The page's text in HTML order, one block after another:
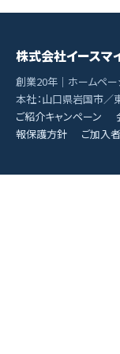
株式会社イースマ
創業20年｜ホームペー
本社：山口県岩国市／
ご紹介キャンペーン
報保護方針
ご加入